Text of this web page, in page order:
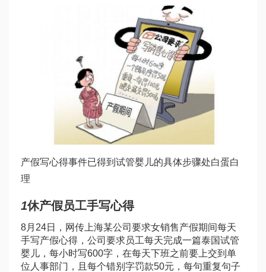
产假写心得事件已得到 试管婴儿的具体步骤处白蛋白
理
1休产假员工手写心得
8月24日，网传上海某公司要求女销售产假期间每天
手写产假心得，公司要求员工每天完成一篇泰国试管
婴儿 ，每小时写600字，在每天下班之前要上交到单
位人事部门，且每个错别字罚款50元，每句重复句子